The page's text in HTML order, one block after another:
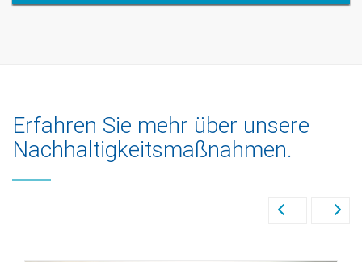
Erfahren Sie mehr über unsere
Nachhaltigkeitsmaßnahmen.